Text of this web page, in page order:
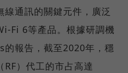
線通訊的關鍵元件，廣泛
Fi 6等產品。根據研調機
報告，截至2020年，穩
）代工的市占高達